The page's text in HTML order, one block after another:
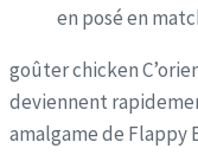
en posé en
goûter chicken
deviennent
amalgame de Flappy